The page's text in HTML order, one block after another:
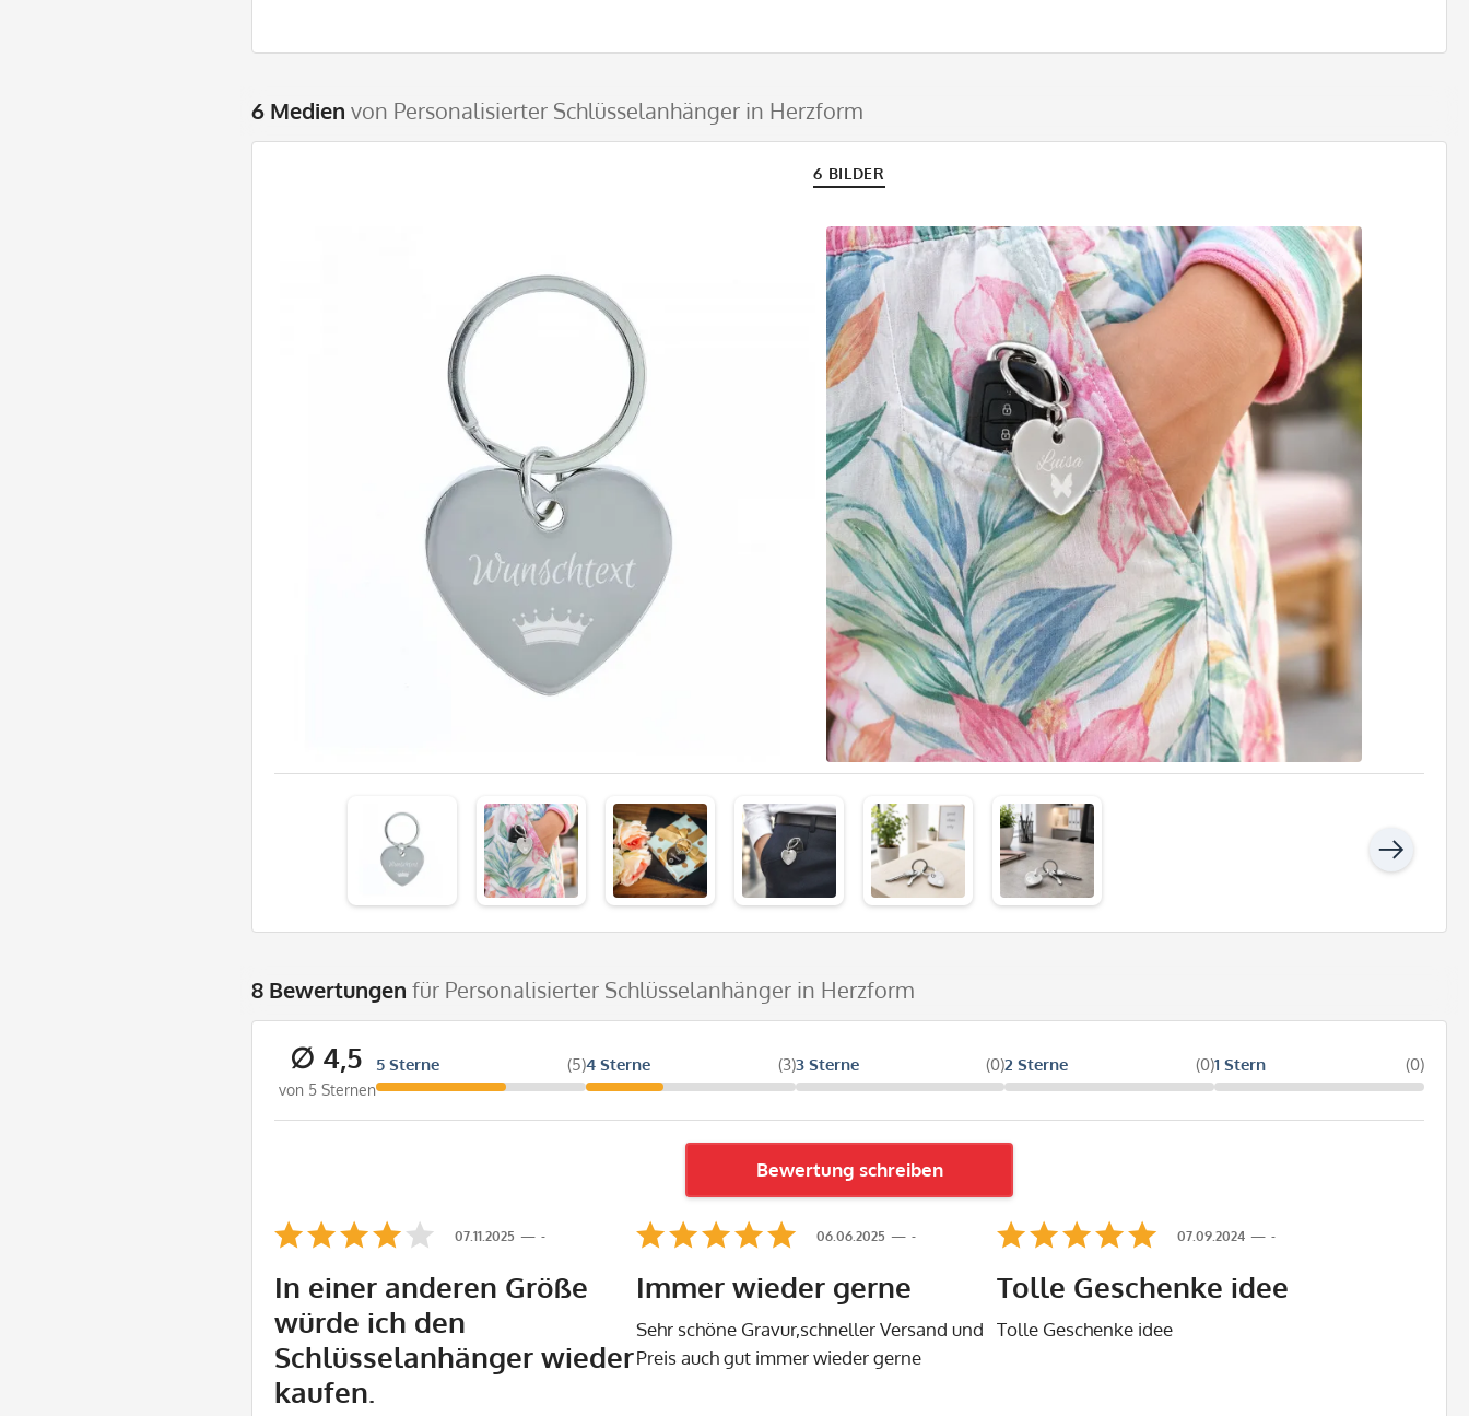
6 Medien von Personalisierter Schlüsselanhänger in Herzform
6 BILDER
8 Bewertungen für Personalisierter Schlüsselanhänger in Herzform
∅ 4,5
von 5 Sternen
5 Sterne (5)4 Sterne (3)3 Sterne (0)2 Sterne (0)1 Stern (0)
Bewertung schreiben
-
07.11.2025
In einer anderen Größe
würde ich den
Schlüsselanhänger wieder
kaufen.
-
06.06.2025
Immer wieder gerne
Sehr schöne Gravur,schneller Versand und
Preis auch gut immer wieder gerne
-
07.09.2024
Tolle Geschenke idee
Tolle Geschenke idee